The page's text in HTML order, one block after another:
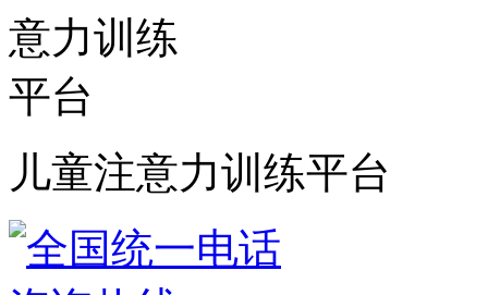
儿童注意力训练平台